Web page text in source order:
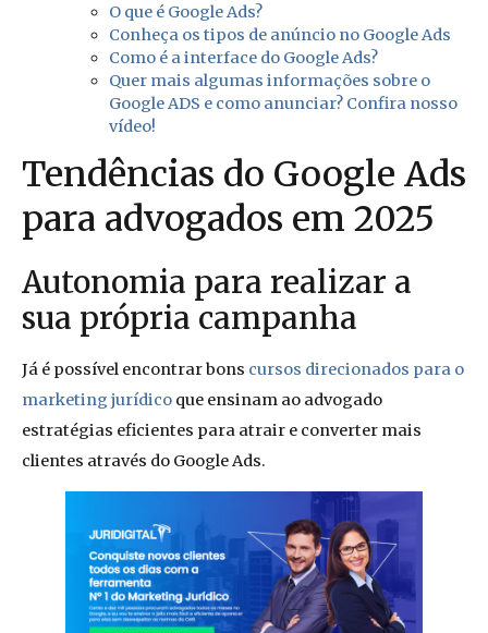
O que é Google Ads?
Conheça os tipos de anúncio no Google Ads
Como é a interface do Google Ads?
Quer mais algumas informações sobre o
Google ADS e como anunciar? Confira nosso
vídeo!
Tendências do Google Ads
para advogados em 2025
Autonomia para realizar a
sua própria campanha
Já é possível encontrar bons cursos direcionados para o
marketing jurídico que ensinam ao advogado
estratégias eficientes para atrair e converter mais
clientes através do Google Ads.